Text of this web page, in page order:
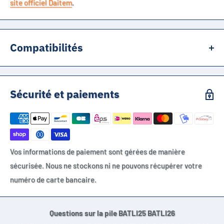
site officiel Daitem.
Compatibilités
BAT25
BAT26
BATLI-25
BATLI-26
Hager
Daitem
Logisty
Diagral
Sécurité et paiements
Vos informations de paiement sont gérées de manière
sécurisée. Nous ne stockons ni ne pouvons récupérer votre
numéro de carte bancaire.
Questions sur la pile BATLI25 BATLI26